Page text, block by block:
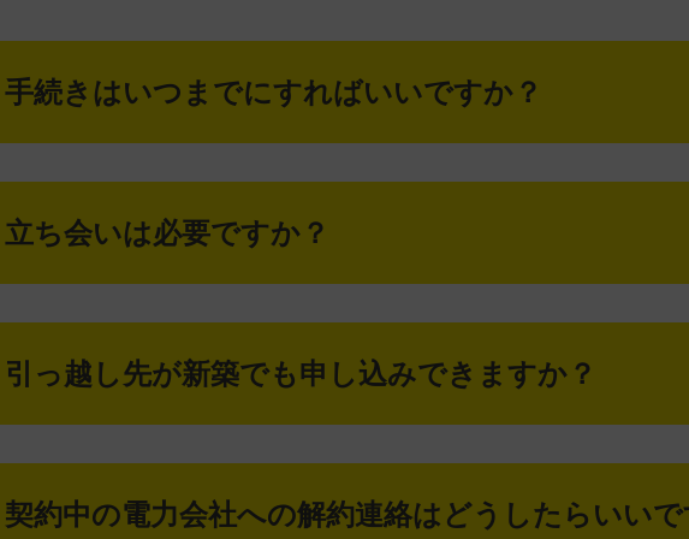
手続きはいつまでにすればいいですか？
立ち会いは必要ですか？
引っ越し先が新築でも申し込みできますか？
契約中の電力会社への解約連絡はどうしたらいい